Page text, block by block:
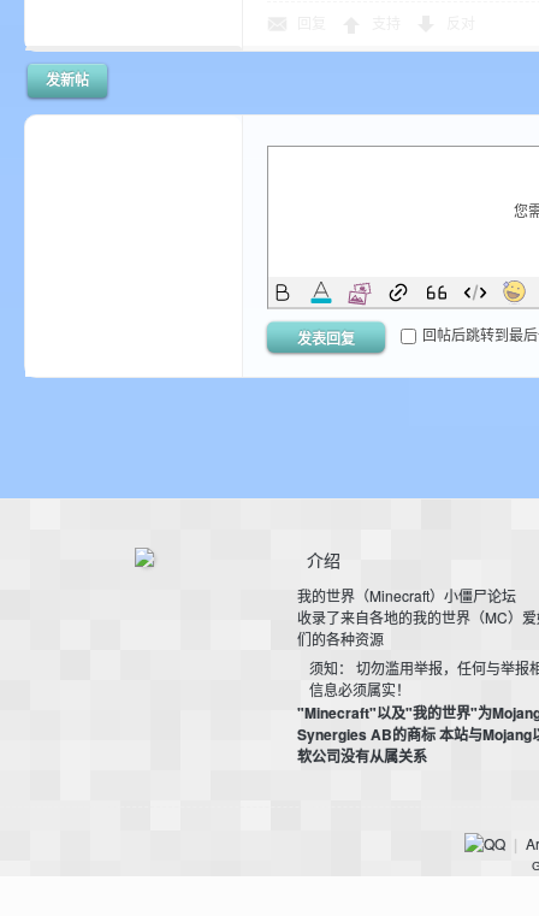
发新帖
您
发表回复 回帖后跳转到最
介绍
我的世界（Minecraft）小僵尸论坛
收录了来自各地的我的世界（MC）
们的各种资源
须知： 切勿滥用举报，任何与举报
信息必须属实！
"Minecraft"以及"我的世界"为
Synergies AB的商标 本站与Mojang
软公司没有从属关系